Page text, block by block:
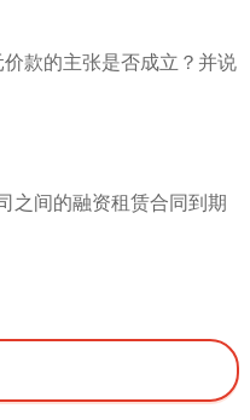
价款的主张是否成立？并说
之间的融资租赁合同到期